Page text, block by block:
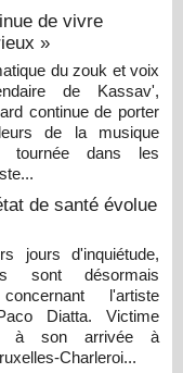
de vivre
»
du zouk et voix
de Kassav',
continue de porter
de la musique
tournée dans les
de santé évolue
jours d'inquiétude,
sont désormais
l'artiste
Diatta. Victime
à son arrivée à
Charleroi...